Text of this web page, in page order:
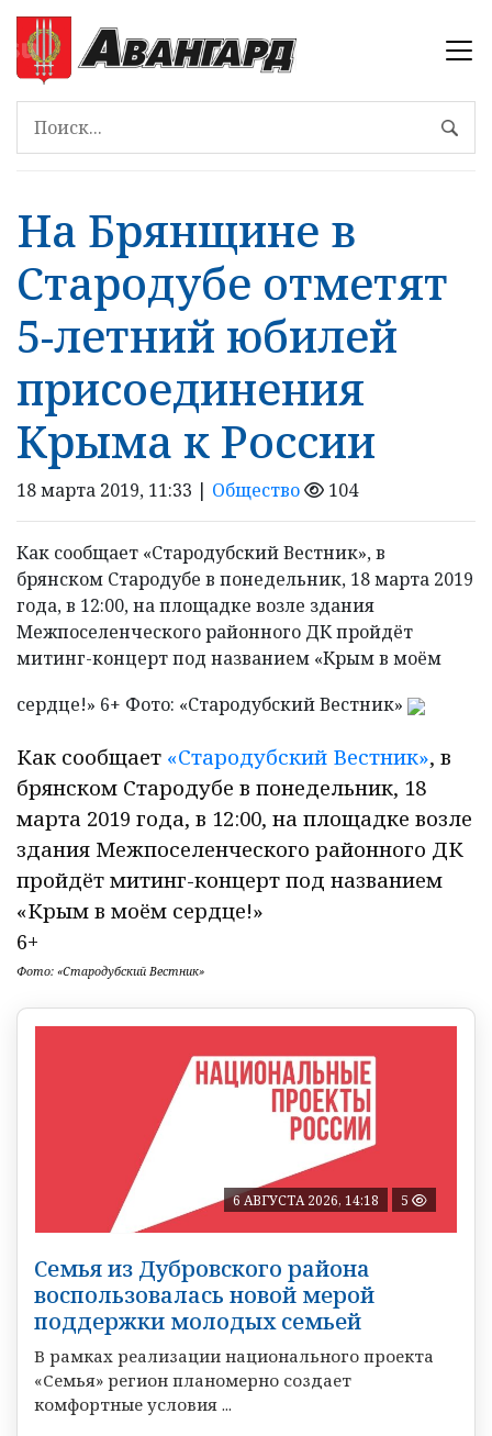
На Брянщине в
Стародубе отметят
5-летний юбилей
присоединения
Крыма к России
18 марта 2019, 11:33 | Общество 104
Как сообщает «Стародубский Вестник», в
брянском Стародубе в понедельник, 18 марта 2019
года, в 12:00, на площадке возле здания
Межпоселенческого районного ДК пройдёт
митинг-концерт под названием «Крым в моём
сердце!» 6+ Фото: «Стародубский Вестник»
Как сообщает «Стародубский Вестник», в
брянском Стародубе в понедельник, 18
марта 2019 года, в 12:00, на площадке возле
здания Межпоселенческого районного ДК
пройдёт митинг-концерт под названием
«Крым в моём сердце!»
6+
Фото: «Стародубский Вестник»
6 АВГУСТА 2026, 14:18 5
Семья из Дубровского района
воспользовалась новой мерой
поддержки молодых семьей
В рамках реализации национального проекта
«Семья» регион планомерно создает
комфортные условия ...